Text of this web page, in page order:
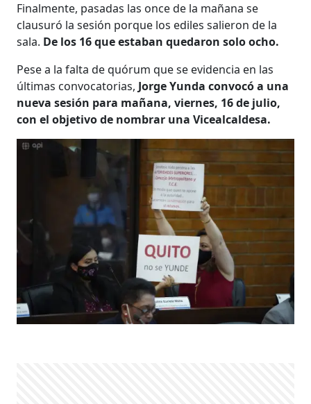
Finalmente, pasadas las once de la mañana se
clausuró la sesión porque los ediles salieron de la
sala. De los 16 que estaban quedaron solo ocho.
Pese a la falta de quórum que se evidencia en las
últimas convocatorias, Jorge Yunda convocó a una
nueva sesión para mañana, viernes, 16 de julio,
con el objetivo de nombrar una Vicealcaldesa.